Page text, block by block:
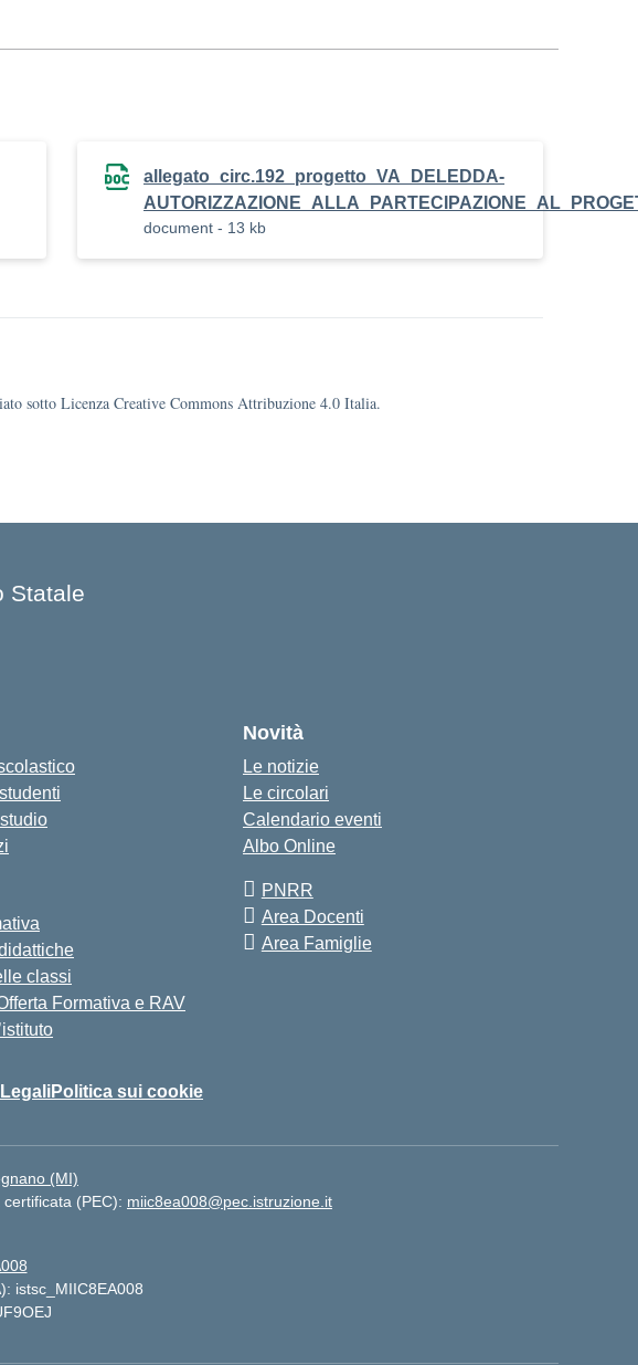
allegato_circ.192_progetto_VA_DELEDDA-
document - 13 kb
sotto Licenza Creative Commons Attribuzione 4.0 Italia.
Statale
classi
Formativa e RAV
Novità
Le notizie
Le circolari
Calendario eventi
Albo Online
PNRR
Area Docenti
Area Famiglie
Politica sui cookie
(MI)
(PEC): miic8ea008@pec.istruzione.it
istsc_MIIC8EA008